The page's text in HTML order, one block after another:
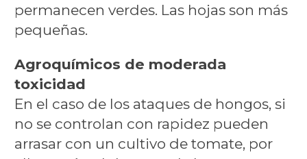
permanecen verdes. Las hojas son más
pequeñas.
Agroquímicos de moderada
toxicidad
En el caso de los ataques de hongos, si
no se controlan con rapidez pueden
arrasar con un cultivo de tomate, por